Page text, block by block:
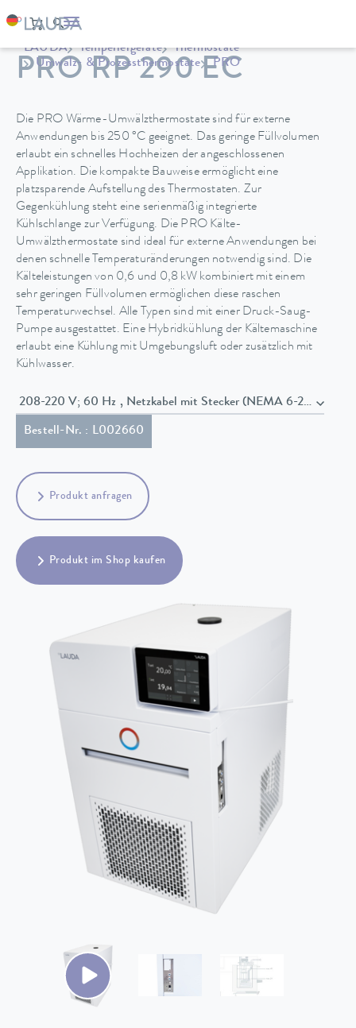
LAUDA Temperiergeräte
Thermostate
Umwälz- & Prozessthermostate
PRO
PRO RP 290 EC
Die PRO Wärme-Umwälzthermostate sind für externe
Anwendungen bis 250 °C geeignet. Das geringe Füllvolumen
erlaubt ein schnelles Hochheizen der angeschlossenen
Applikation. Die kompakte Bauweise ermöglicht eine
platzsparende Aufstellung des Thermostaten. Zur
Gegenkühlung steht eine serienmäßig integrierte
Kühlschlange zur Verfügung. Die PRO Kälte-
Umwälzthermostate sind ideal für externe Anwendungen bei
denen schnelle Temperaturänderungen notwendig sind. Die
Kälteleistungen von 0,6 und 0,8 kW kombiniert mit einem
sehr geringen Füllvolumen ermöglichen diese raschen
Temperaturwechsel. Alle Typen sind mit einer Druck-Saug-
Pumpe ausgestattet. Eine Hybridkühlung der Kältemaschine
erlaubt eine Kühlung mit Umgebungsluft oder zusätzlich mit
Kühlwasser.
208-220 V; 60 Hz , Netzkabel mit Stecker (NEMA 6-20P)
Bestell-Nr. : L002660
Produkt anfragen
Produkt im Shop kaufen